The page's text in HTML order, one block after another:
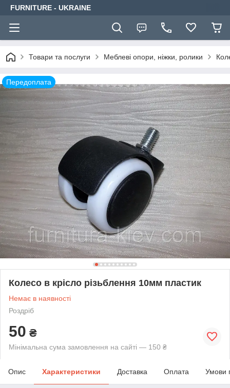
FURNITURE - UKRAINE
Товари та послуги Меблеві опори, ніжки, ролики
Передоплата
Колесо в крісло різьблення 10мм пластик
Немає в наявності
Роздріб
50 ₴
Мінімальна сума замовлення на сайті — 150 ₴
Опис Характеристики Доставка Оплата Умови